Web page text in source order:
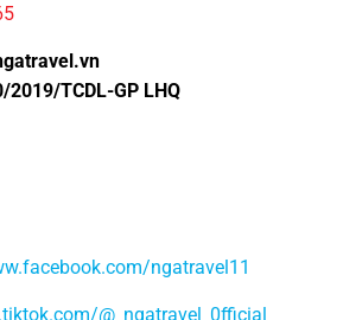
2019/TCDL-GP LHQ
ngatravel11
@_ngatravel_0fficial_